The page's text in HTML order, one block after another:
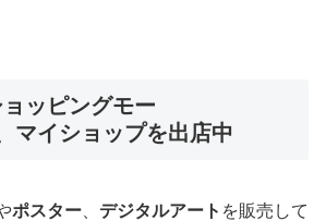
ッピングモー
マイショップを出店中
ポスター デジタルアート を販売して